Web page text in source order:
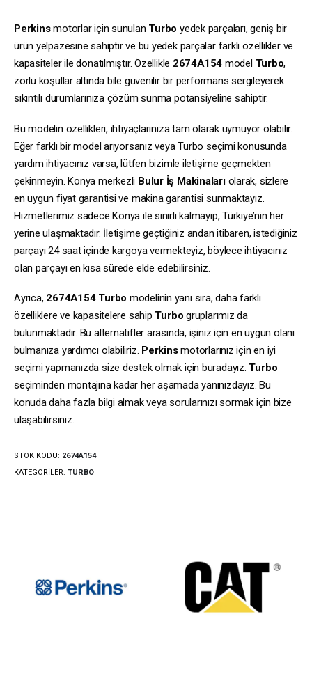
Perkinsmotorlar için sunulan Turbo yedek parçaları, geniş bir
ürün yelpazesine sahiptir ve bu yedek parçalar farklı özellikler ve
kapasiteler ile donatılmıştır. Özellikle 2674A154 model Turbo,
zorlu koşullar altında bile güvenilir bir performans sergileyerek
sıkıntılı durumlarınıza çözüm sunma potansiyeline sahiptir.
Bu modelin özellikleri, ihtiyaçlarınıza tam olarak uymuyor olabilir.
Eğer farklı bir model arıyorsanız veya Turbo seçimi konusunda
yardım ihtiyacınız varsa, lütfen bizimle iletişime geçmekten
çekinmeyin. Konya merkezli Bulur İş Makinalarıolarak, sizlere
en uygun fiyat garantisi ve makina garantisi sunmaktayız.
Hizmetlerimiz sadece Konya ile sınırlı kalmayıp, Türkiye’nin her
yerine ulaşmaktadır. İletişime geçtiğiniz andan itibaren, istediğiniz
parçayı 24 saat içinde kargoya vermekteyiz, böylece ihtiyacınız
olan parçayı en kısa sürede elde edebilirsiniz.
Ayrıca, 2674A154 Turbo modelinin yanı sıra, daha farklı
özelliklere ve kapasitelere sahip Turbo gruplarımız da
bulunmaktadır. Bu alternatifler arasında, işiniz için en uygun olanı
bulmanıza yardımcı olabiliriz. Perkinsmotorlarınız için en iyi
seçimi yapmanızda size destek olmak için buradayız. Turbo
seçiminden montajına kadar her aşamada yanınızdayız. Bu
konuda daha fazla bilgi almak veya sorularınızı sormak için bize
ulaşabilirsiniz.
STOK KODU: 2674A154
KATEGORILER: TURBO